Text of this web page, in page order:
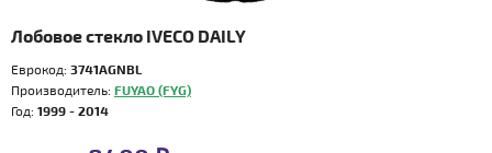
Лобовое стекло IVECO DAILY
Еврокод: 3741AGNBL
Производитель: FUYAO (FYG)
Год: 1999 - 2014